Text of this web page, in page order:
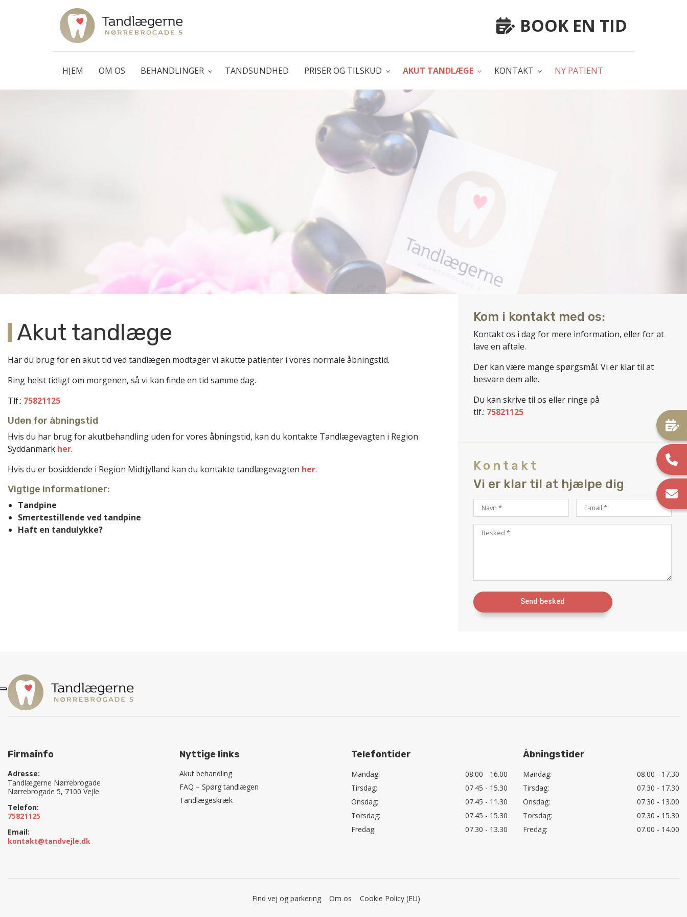
BOOK EN TID
HJEM OM OS BEHANDLINGER TANDSUNDHED PRISER OG TILSKUD AKUT TANDLÆGE KONTAKT NY PATIENT
Akut tandlæge
Har du brug for en akut tid ved tandlægen modtager vi akutte patienter i vores normale åbningstid.
Ring helst tidligt om morgenen, så vi kan finde en tid samme dag.
​Tlf.: 75821125
Uden for åbningstid
Hvis du har brug for akutbehandling uden for vores åbningstid, kan du kontakte Tandlægevagten i Region
Syddanmark her.
Hvis du er bosiddende i Region Midtjylland kan du kontakte tandlægevagten her.
Vigtige informationer:
Akut
tandlæge
Tandpine
Smertestillende ved tandpine
Haft en tandulykke?
Kom i kontakt med os:
Kontakt os i dag for mere information, eller for at
lave en aftale.
Der kan være mange spørgsmål. Vi er klar til at
besvare dem alle.
Du kan skrive til os eller ringe på
tlf.: 75821125
Kontakt
Vi er klar til at hjælpe dig
Firmainfo
Adresse:
Tandlægerne Nørrebrogade
Nørrebrogade 5, 7100 Vejle
Telefon:
75821125
Email:
kontakt@tandvejle.dk
Nyttige links
Akut behandling
FAQ – Spørg tandlægen
Tandlægeskræk
Telefontider
Mandag:
08.00 - 16.00
Tirsdag:
07.45 - 15.30
Onsdag:
07.45 - 11.30
Torsdag:
07.45 - 15.30
Fredag:
07.30 - 13.30
Åbningstider
Mandag:
08.00 - 17.30
Tirsdag:
07.30 - 17.30
Onsdag:
07.30 - 13.00
Torsdag:
07.30 - 15.30
Fredag:
07.00 - 14.00
Find vej og parkering Om os Cookie Policy (EU)